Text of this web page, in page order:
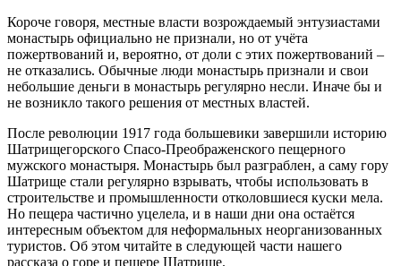
Короче говоря, местные власти возрождаемый энтузиастами
монастырь официально не признали, но от учёта
пожертвований и, вероятно, от доли с этих пожертвований –
не отказались. Обычные люди монастырь признали и свои
небольшие деньги в монастырь регулярно несли. Иначе бы и
не возникло такого решения от местных властей.
После революции 1917 года большевики завершили историю
Шатрищегорского Спасо-Преображенского пещерного
мужского монастыря. Монастырь был разграблен, а саму гору
Шатрище стали регулярно взрывать, чтобы использовать в
строительстве и промышленности отколовшиеся куски мела.
Но пещера частично уцелела, и в наши дни она остаётся
интересным объектом для неформальных неорганизованных
туристов. Об этом читайте в следующей части нашего
рассказа о горе и пещере Шатрище.